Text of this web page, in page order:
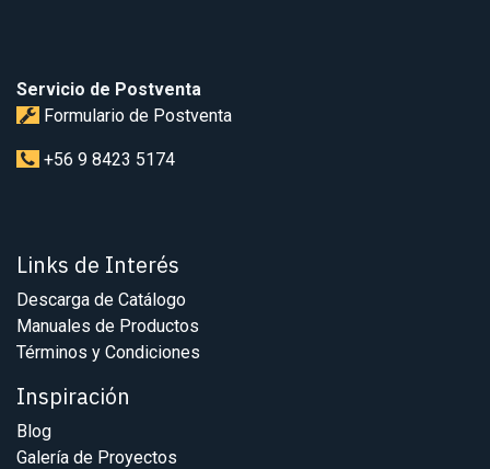
Servicio de Postventa
Formulario de Postventa
+56 9 8423 5174
Links de Interés
Descarga de Catálogo
Manuales de Productos
Términos y Condiciones
Inspiración
Blog
Galería de Proyectos